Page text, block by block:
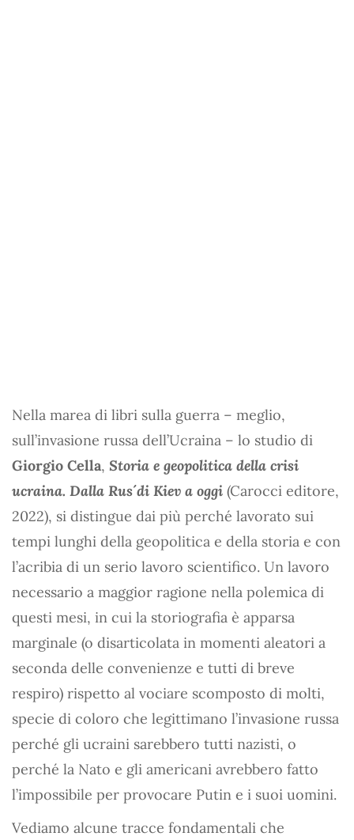
Nella marea di libri sulla guerra – meglio,
sull’invasione russa dell’Ucraina – lo studio di
Giorgio Cella, Storia e geopolitica della crisi
ucraina. Dalla Rus´di Kiev a oggi (Carocci editore,
2022), si distingue dai più perché lavorato sui
tempi lunghi della geopolitica e della storia e con
l’acribia di un serio lavoro scientifico. Un lavoro
necessario a maggior ragione nella polemica di
questi mesi, in cui la storiografia è apparsa
marginale (o disarticolata in momenti aleatori a
seconda delle convenienze e tutti di breve
respiro) rispetto al vociare scomposto di molti,
specie di coloro che legittimano l’invasione russa
perché gli ucraini sarebbero tutti nazisti, o
perché la Nato e gli americani avrebbero fatto
l’impossibile per provocare Putin e i suoi uomini.
Vediamo alcune tracce fondamentali che